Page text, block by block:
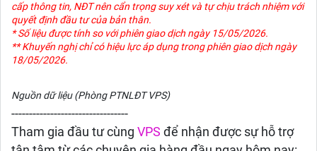
cấp thông tin, NĐT nên cẩn trọng suy xét và tự chịu trách nhiệm với
quyết định đầu tư của bản thân.
* Số liệu được tính so với phiên giao dịch ngày 15/05/2026.
** Khuyến nghị chỉ có hiệu lực áp dụng trong phiên giao dịch ngày
18/05/2026.
Nguồn dữ liệu (Phòng PTNLĐT VPS)
---------------------------------
Tham gia đầu tư cùng VPS để nhận được sự hỗ trợ